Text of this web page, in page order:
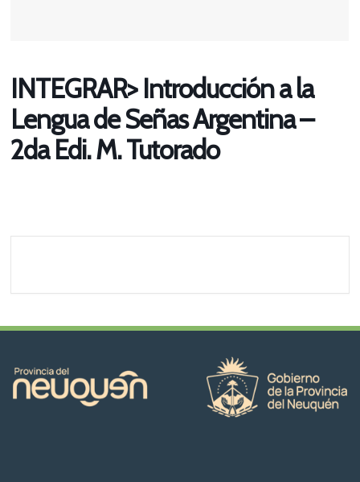
INTEGRAR> Introducción a la
Lengua de Señas Argentina –
2da Edi. M. Tutorado